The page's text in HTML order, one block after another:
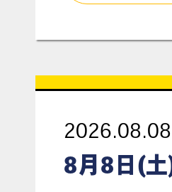
2026.08.08
8月8日(